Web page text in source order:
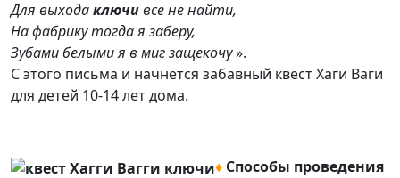
Для выходаключивсе не найти,
На фабрику тогда я заберу,
Зубами белыми я в миг защекочу».
С этого письма и начнется забавный квест Хаги Ваги
для детей 10-14 лет дома.
♦ Способы проведения